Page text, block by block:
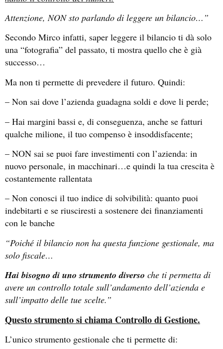
Attenzione, NON sto parlando di leggere un bilancio…”
Secondo Mirco infatti, saper leggere il bilancio ti dà solo
una “fotografia” del passato, ti mostra quello che è già
successo…
Ma non ti permette di prevedere il futuro. Quindi:
– Non sai dove l’azienda guadagna soldi e dove li perde;
– Hai margini bassi e, di conseguenza, anche se fatturi
qualche milione, il tuo compenso è insoddisfacente;
– NON sai se puoi fare investimenti con l’azienda: in
nuovo personale, in macchinari…e quindi la tua crescita è
costantemente rallentata
– Non conosci il tuo indice di solvibilità: quanto puoi
indebitarti e se riusciresti a sostenere dei finanziamenti
con le banche
“Poiché il bilancio non ha questa funzione gestionale, ma
solo fiscale…
Hai bisogno di uno strumento diverso che ti permetta di
avere un controllo totale sull’andamento dell’azienda e
sull’impatto delle tue scelte.”
Questo strumento si chiama Controllo di Gestione.
L’unico strumento gestionale che ti permette di: